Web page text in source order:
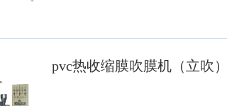
pvc热收缩膜吹膜机（立吹）